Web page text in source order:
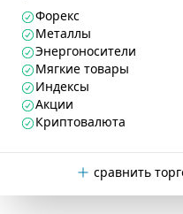
Форекс
Металлы
Энергоносители
Мягкие товары
Индексы
Акции
Криптовалюта
сравнить